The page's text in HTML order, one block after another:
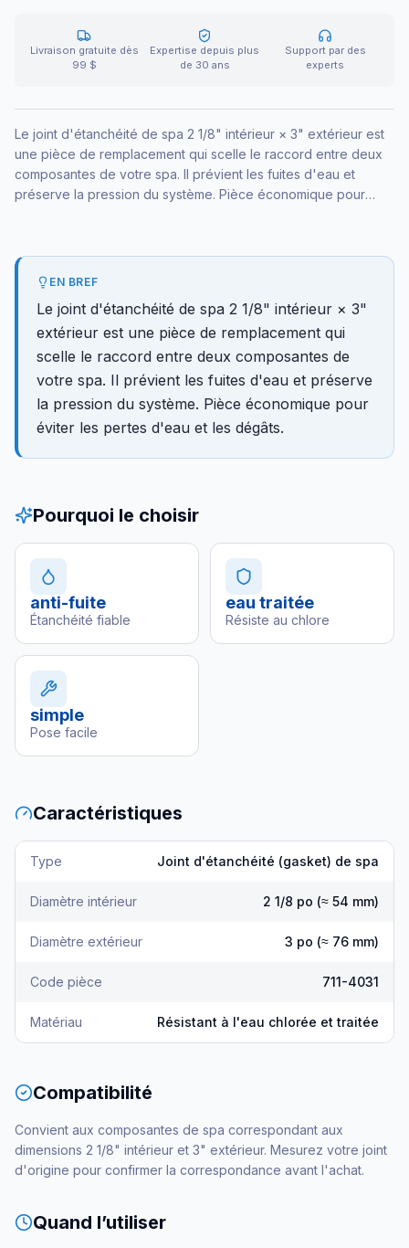
Livraison gratuite dès
99 $
Expertise depuis plus
de 30 ans
Support par des
experts
Le joint d'étanchéité de spa 2 1/8" intérieur × 3" extérieur est
une pièce de remplacement qui scelle le raccord entre deux
composantes de votre spa. Il prévient les fuites d'eau et
préserve la pression du système. Pièce économique pour
EN BREF
Le joint d'étanchéité de spa 2 1/8" intérieur × 3"
extérieur est une pièce de remplacement qui
scelle le raccord entre deux composantes de
votre spa. Il prévient les fuites d'eau et préserve
la pression du système. Pièce économique pour
éviter les pertes d'eau et les dégâts.
Pourquoi le choisir
anti-fuite
Étanchéité fiable
eau traitée
Résiste au chlore
simple
Pose facile
Caractéristiques
Type Joint d'étanchéité (gasket) de spa
Diamètre intérieur 2 1/8 po (≈ 54 mm)
Diamètre extérieur 3 po (≈ 76 mm)
Code pièce 711-4031
Matériau Résistant à l'eau chlorée et traitée
Compatibilité
Convient aux composantes de spa correspondant aux
dimensions 2 1/8" intérieur et 3" extérieur. Mesurez votre joint
d'origine pour confirmer la correspondance avant l'achat.
Quand l’utiliser